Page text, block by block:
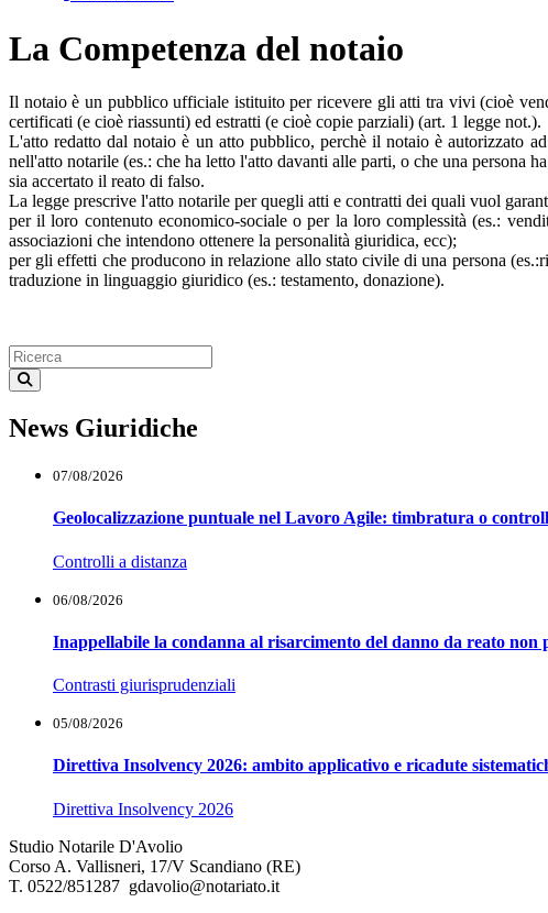
La Competenza del notaio
Il notaio è un pubblico ufficiale istituito per ricevere gli atti tra vivi (cioè
certificati (e cioè riassunti) ed estratti (e cioè copie parziali) (art. 1 legge not.).
L'atto redatto dal notaio è un atto pubblico, perchè il notaio è autorizzato
nell'atto notarile (es.: che ha letto l'atto davanti alle parti, o che una persona
sia accertato il reato di falso.
La legge prescrive l'atto notarile per quegli atti e contratti dei quali vuol
per il loro contenuto economico-sociale o per la loro complessità (es.:
associazioni che intendono ottenere la personalità giuridica, ecc);
per gli effetti che producono in relazione allo stato civile di una persona
traduzione in linguaggio giuridico (es.: testamento, donazione).
News Giuridiche
07/08/2026
Geolocalizzazione puntuale nel Lavoro Agile: timbratura o
Controlli a distanza
06/08/2026
Inappellabile la condanna al risarcimento del danno da reato non
Contrasti giurisprudenziali
05/08/2026
Direttiva Insolvency 2026: ambito applicativo e ricadute
Direttiva Insolvency 2026
Studio Notarile D'Avolio
Corso A. Vallisneri, 17/V Scandiano (RE)
T. 0522/851287 gdavolio@notariato.it